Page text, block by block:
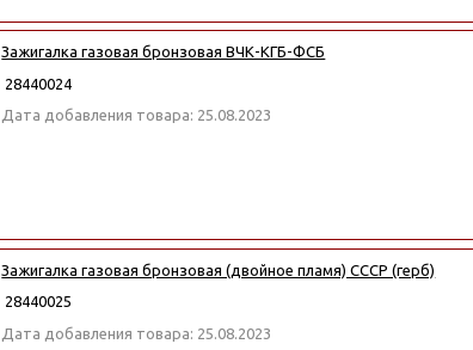
Зажигалка газовая бронзовая ВЧК-КГБ-ФСБ
28440024
Дата добавления товара: 25.08.2023
Зажигалка газовая бронзовая (двойное пламя) СССР (герб)
28440025
Дата добавления товара: 25.08.2023